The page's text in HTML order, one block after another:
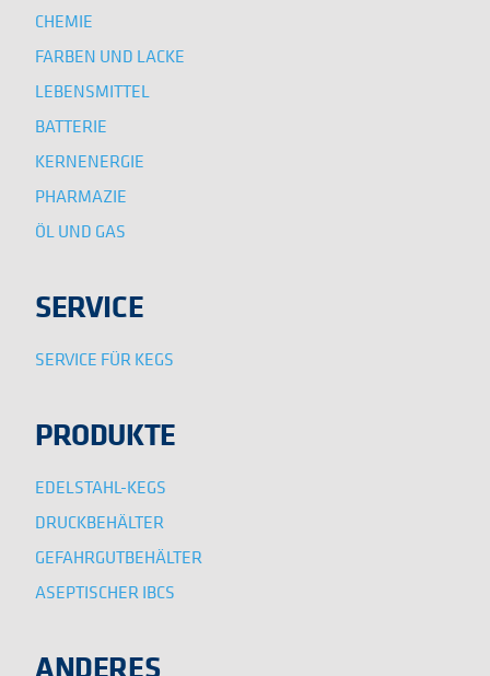
CHEMIE
FARBEN UND LACKE
LEBENSMITTEL
BATTERIE
KERNENERGIE
PHARMAZIE
ÖL UND GAS
SERVICE
SERVICE FÜR KEGS
PRODUKTE
EDELSTAHL-KEGS
DRUCKBEHÄLTER
GEFAHRGUTBEHÄLTER
ASEPTISCHER IBCS
ANDERES